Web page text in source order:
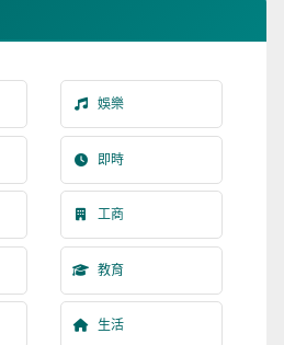
娛樂
即時
工商
教育
生活